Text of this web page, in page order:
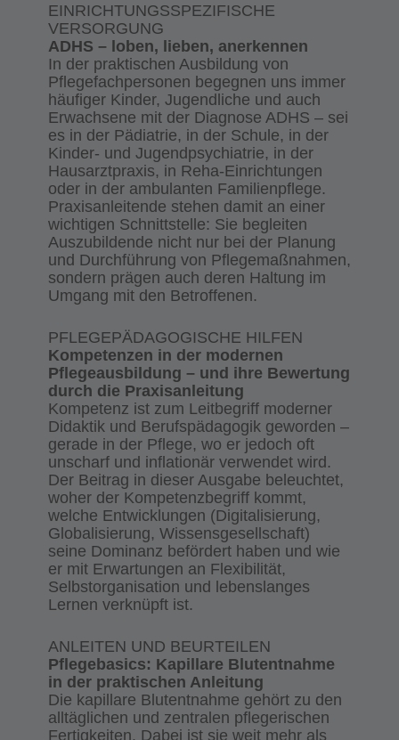
EINRICHTUNGSSPEZIFISCHE
VERSORGUNG
ADHS – loben, lieben, anerkennen
In der praktischen Ausbildung von
Pflegefachpersonen begegnen uns immer
häufiger Kinder, Jugendliche und auch
Erwachsene mit der Diagnose ADHS – sei
es in der Pädiatrie, in der Schule, in der
Kinder- und Jugendpsychiatrie, in der
Hausarztpraxis, in Reha-Einrichtungen
oder in der ambulanten Familienpflege.
Praxisanleitende stehen damit an einer
wichtigen Schnittstelle: Sie begleiten
Auszubildende nicht nur bei der Planung
und Durchführung von Pflegemaßnahmen,
sondern prägen auch deren Haltung im
Umgang mit den Betroffenen.
PFLEGEPÄDAGOGISCHE HILFEN
Kompetenzen in der modernen
Pflegeausbildung – und ihre Bewertung
durch die Praxisanleitung
Kompetenz ist zum Leitbegriff moderner
Didaktik und Berufspädagogik geworden –
gerade in der Pflege, wo er jedoch oft
unscharf und inflationär verwendet wird.
Der Beitrag in dieser Ausgabe beleuchtet,
woher der Kompetenzbegriff kommt,
welche Entwicklungen (Digitalisierung,
Globalisierung, Wissensgesellschaft)
seine Dominanz befördert haben und wie
er mit Erwartungen an Flexibilität,
Selbstorganisation und lebenslanges
Lernen verknüpft ist.
ANLEITEN UND BEURTEILEN
Pflegebasics: Kapillare Blutentnahme
in der praktischen Anleitung
Die kapillare Blutentnahme gehört zu den
alltäglichen und zentralen pflegerischen
Fertigkeiten. Dabei ist sie weit mehr als